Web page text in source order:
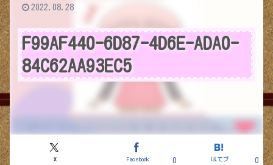
F99AF440-6D87-4D6E-ADA0-
84C62AA93EC5
X Facebook 0 はてブ 0
2022.08.28